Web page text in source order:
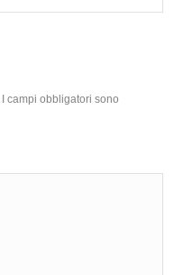
I campi obbligatori sono